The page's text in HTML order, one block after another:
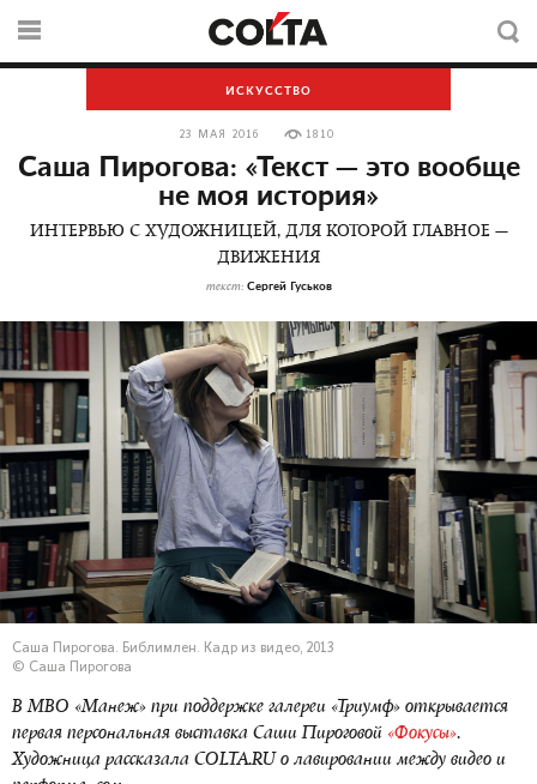
ИСКУССТВО
23 МАЯ 2016 1810
Саша Пирогова: «Текст — это вообще
не моя история»
ИНТЕРВЬЮ С ХУДОЖНИЦЕЙ, ДЛЯ КОТОРОЙ ГЛАВНОЕ —
ДВИЖЕНИЯ
текст: Сергей Гуськов
Саша Пирогова. Библимлен. Кадр из видео, 2013
© Саша Пирогова
В МВО «Манеж» при поддержке галереи «Триумф» открывается
первая персональная выставка Саши Пироговой «Фокусы».
Художница рассказала COLTA.RU о лавировании между видео и